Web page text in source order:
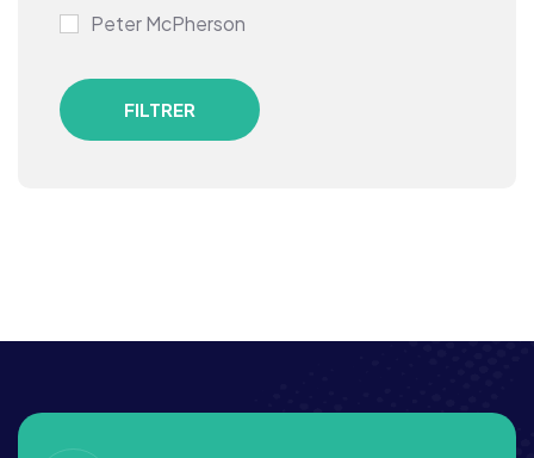
Peter McPherson
FILTRER